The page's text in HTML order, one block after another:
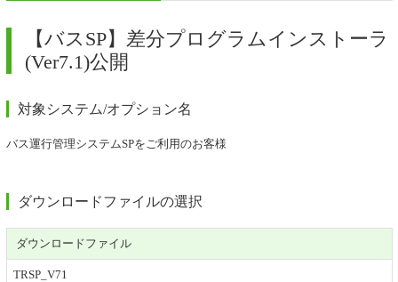
【バスSP】差分プログラムインストーラ
(Ver7.1)公開
対象システム/オプション名
バス運行管理システムSPをご利用のお客様
ダウンロードファイルの選択
ダウンロードファイル
TRSP_V71